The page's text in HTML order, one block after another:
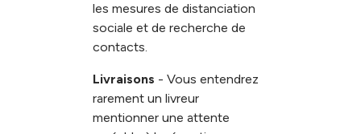
les mesures de distanciation
sociale et de recherche de
contacts.
Livraisons - Vous entendrez
rarement un livreur
mentionner une attente